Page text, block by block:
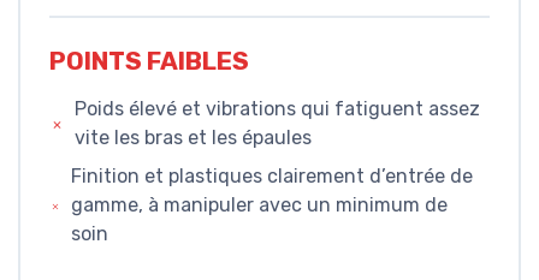
POINTS FAIBLES
Poids élevé et vibrations qui fatiguent assez
vite les bras et les épaules
Finition et plastiques clairement d’entrée de
gamme, à manipuler avec un minimum de
soin